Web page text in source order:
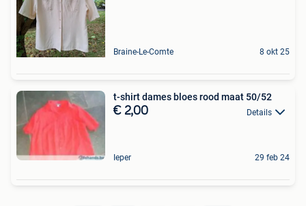
Braine-Le-Comte 8 okt 25
t-shirt dames bloes rood maat 50/52
€ 2,00 Details
Ieper 29 feb 24